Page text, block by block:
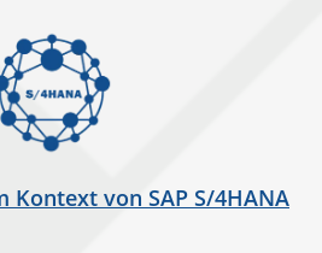
Kontext von SAP S/4HANA